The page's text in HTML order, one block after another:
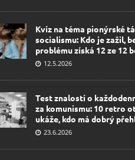
Kvíz na téma pionýrské
socialismu: Kdo je zažil,
problému získá 12 ze 12
12.5.2026
Test znalostí o
za komunismu: 10 retro
ukáže, kdo má dobrý
23.6.2026